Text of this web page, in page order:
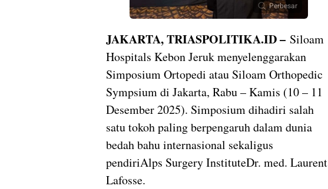
Perbesar
JAKARTA, TRIASPOLITIKA.ID – Siloam
Hospitals Kebon Jeruk menyelenggarakan
Simposium Ortopedi atau Siloam Orthopedic
Sympsium di Jakarta, Rabu – Kamis (10 – 11
Desember 2025). Simposium dihadiri salah
satu tokoh paling berpengaruh dalam dunia
bedah bahu internasional sekaligus
pendiriAlps Surgery InstituteDr. med. Laurent
Lafosse.